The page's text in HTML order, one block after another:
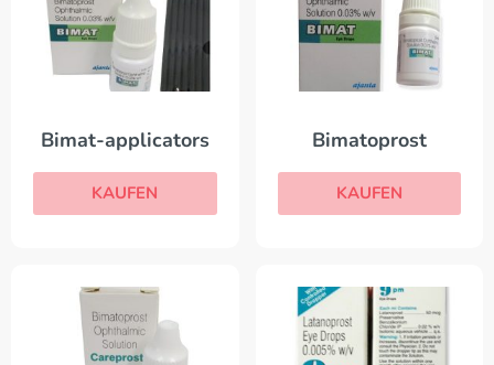
Bimat-applicators
KAUFEN
Bimatoprost
KAUFEN